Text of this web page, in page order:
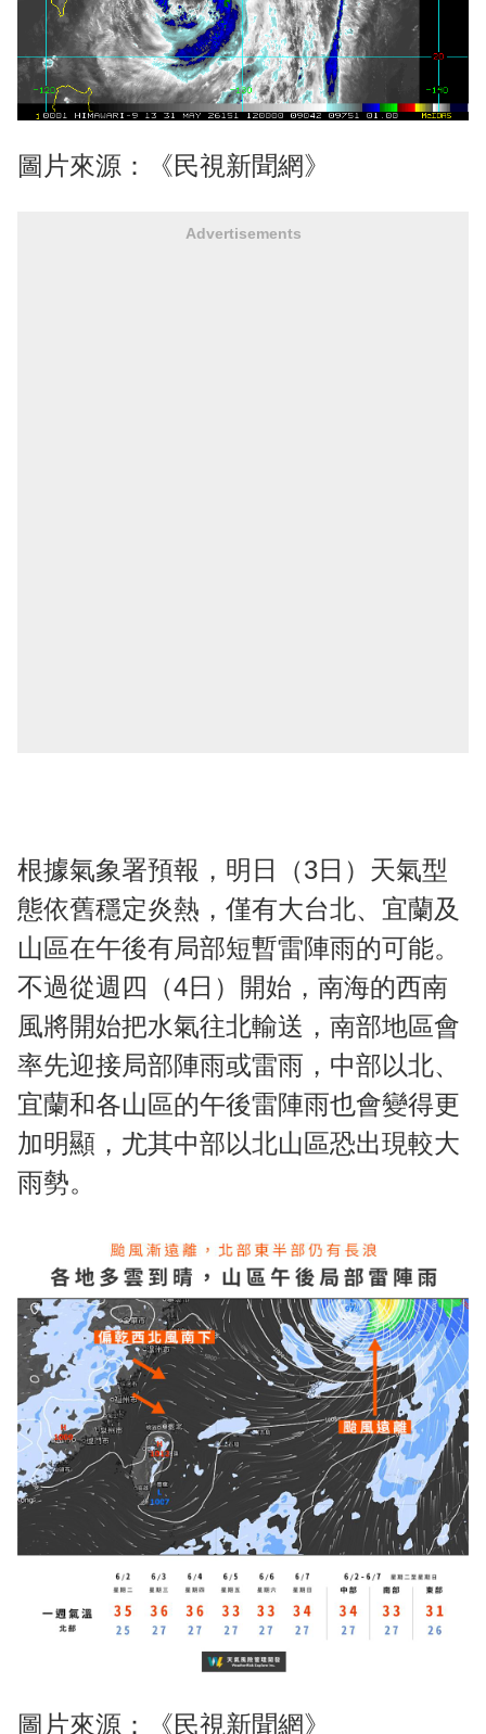
圖片來源：《民視新聞網》
Advertisements
根據氣象署預報，明日（3日）天氣型
態依舊穩定炎熱，僅有大台北、宜蘭及
山區在午後有局部短暫雷陣雨的可能。
不過從週四（4日）開始，南海的西南
風將開始把水氣往北輸送，南部地區會
率先迎接局部陣雨或雷雨，中部以北、
宜蘭和各山區的午後雷陣雨也會變得更
加明顯，尤其中部以北山區恐出現較大
雨勢。
圖片來源：《民視新聞網》